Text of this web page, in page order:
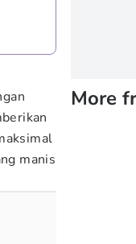
manis
More